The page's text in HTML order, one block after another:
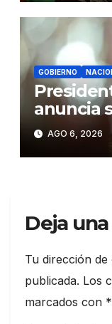
GOBIERNO
anuncia
impulsar
AGO 6, 2026
Deja
Tu dirección
publicada. Los
marcados con *